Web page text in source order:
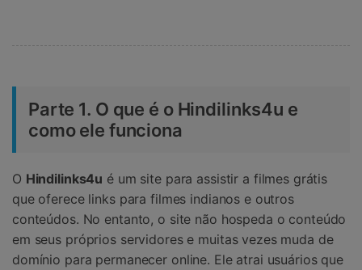
Parte 1. O que é o Hindilinks4u e
como ele funciona
O Hindilinks4u é um site para assistir a filmes grátis
que oferece links para filmes indianos e outros
conteúdos. No entanto, o site não hospeda o conteúdo
em seus próprios servidores e muitas vezes muda de
domínio para permanecer online. Ele atrai usuários que